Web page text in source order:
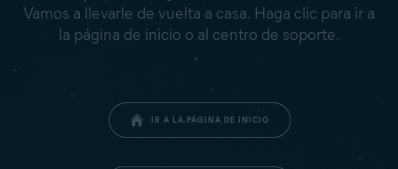
Vamos a llevarle de vuelta a casa. Haga clic para ir a
la página de inicio o al centro de soporte.
IR A LA PÁGINA DE INICIO